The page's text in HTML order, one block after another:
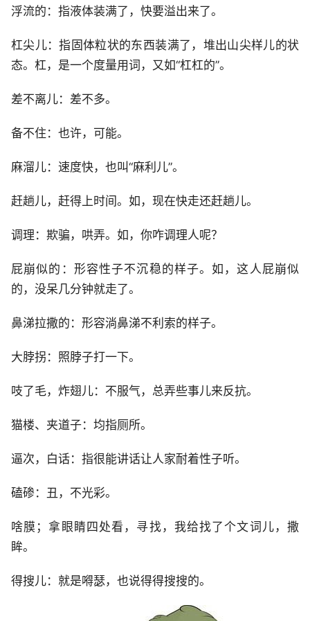
浮流的：指液体装满了，快要溢出来了。
杠尖儿：指固体粒状的东西装满了，堆出山尖样儿的状
态。杠，是一个度量用词，又如“杠杠的”。
差不离儿：差不多。
备不住：也许，可能。
麻溜儿：速度快，也叫“麻利儿”。
赶趟儿，赶得上时间。如，现在快走还赶趟儿。
调理：欺骗，哄弄。如，你咋调理人呢？
屁崩似的：形容性子不沉稳的样子。如，这人屁崩似
的，没呆几分钟就走了。
鼻涕拉撒的：形容淌鼻涕不利索的样子。
大脖拐：照脖子打一下。
吱了毛，炸翅儿：不服气，总弄些事儿来反抗。
猫楼、夹道子：均指厕所。
逼次，白话：指很能讲话让人家耐着性子听。
磕碜：丑，不光彩。
啥膜；拿眼睛四处看，寻找，我给找了个文词儿，撒
眸。
得搜儿：就是嘚瑟，也说得得搜搜的。